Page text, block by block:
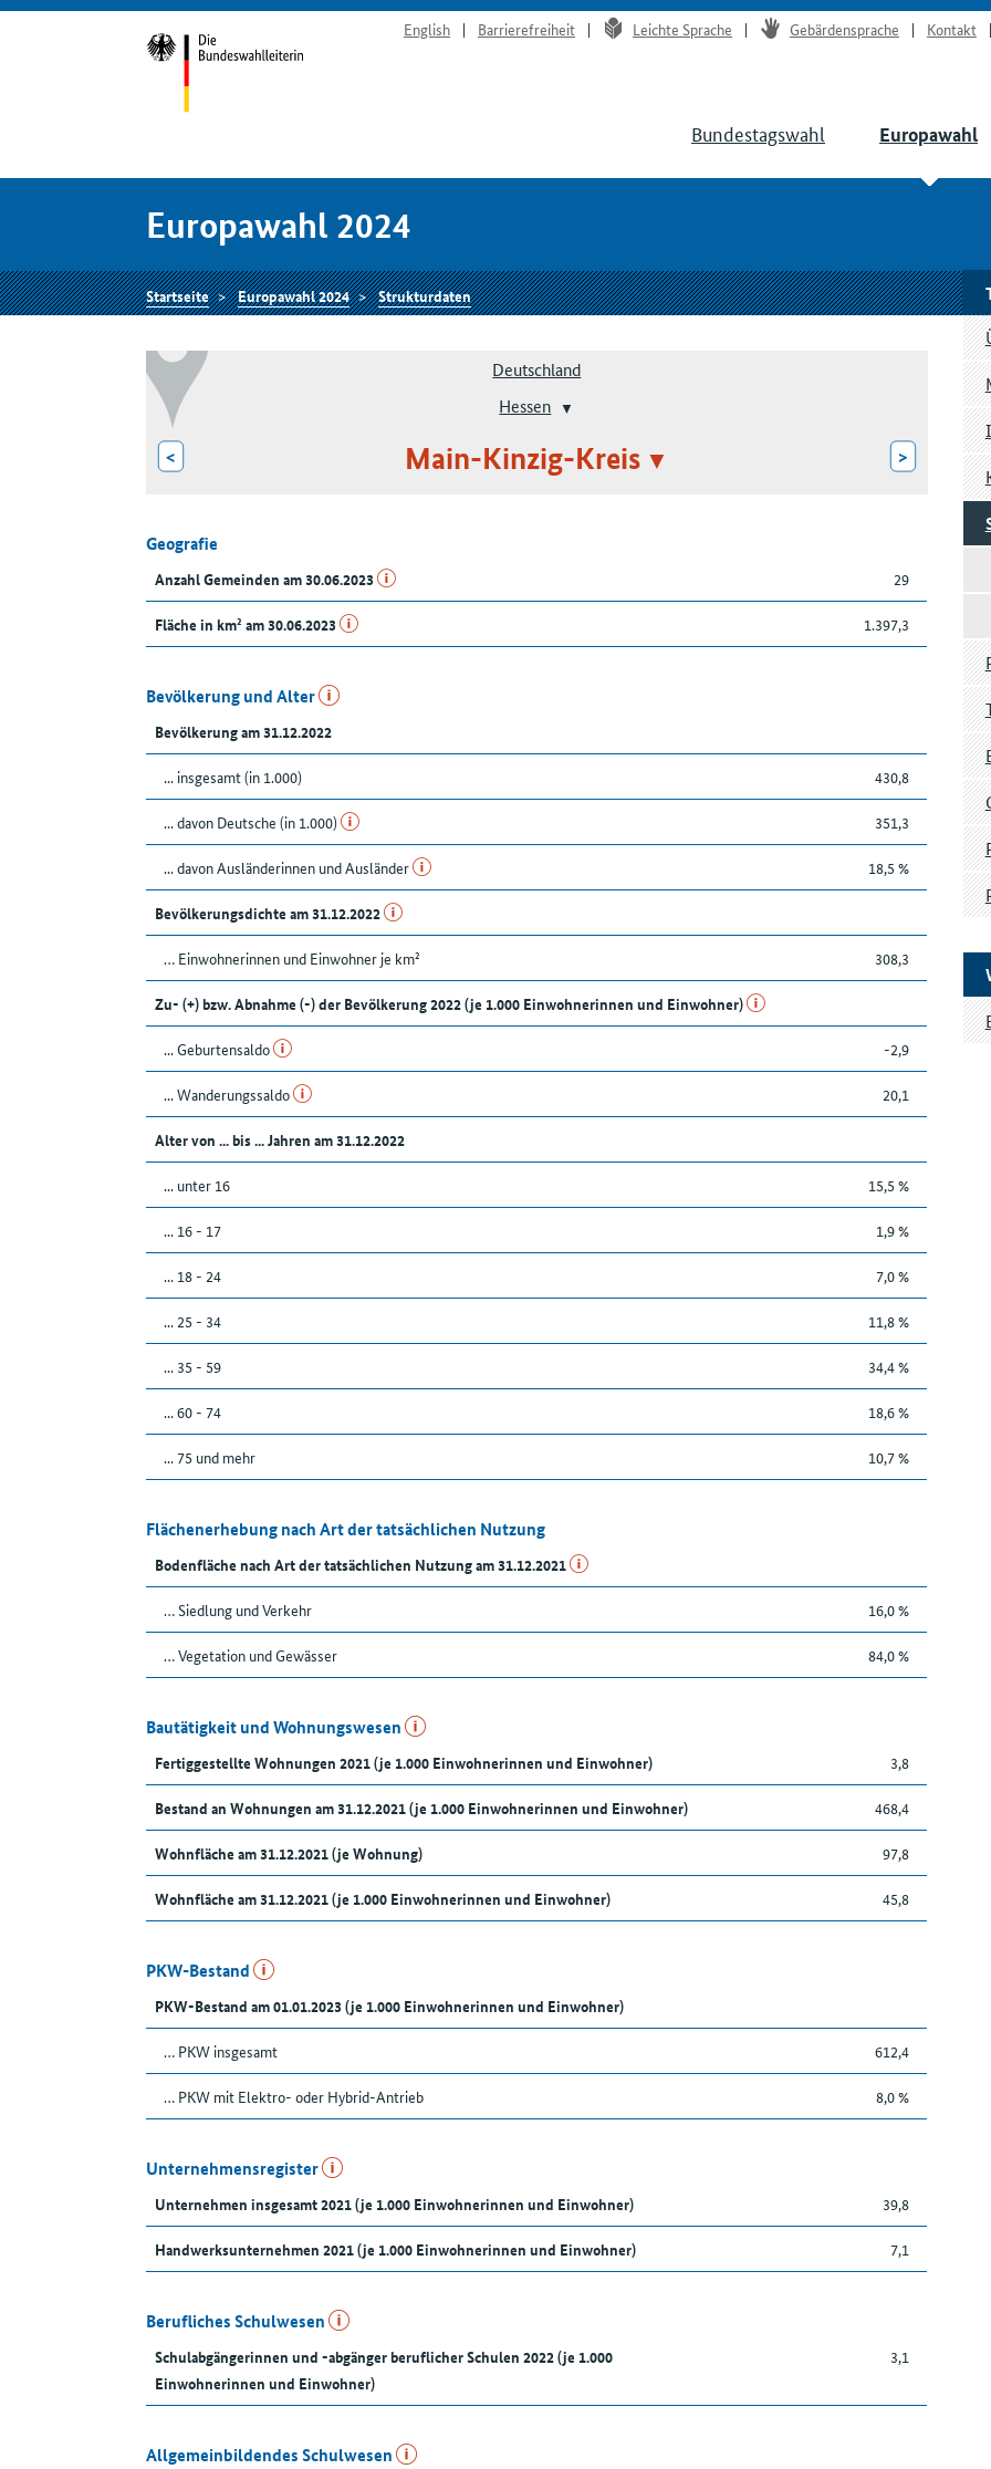
English Barrierefreiheit Leichte Sprache Gebärdensprache Kontakt
Bundestagswahl Europawahl
Europawahl 2024
Startseite Europawahl 2024 Strukturdaten
Deutschland
Hessen
< Main-Kinzig-Kreis >
Geografie
Anzahl Gemeinden am 30.06.2023 29
Fläche in km² am 30.06.2023 1.397,3
Bevölkerung und Alter
Bevölkerung am 31.12.2022
... insgesamt (in 1.000) 430,8
... davon Deutsche (in 1.000) 351,3
... davon Ausländerinnen und Ausländer 18,5 %
Bevölkerungsdichte am 31.12.2022
… Einwohnerinnen und Einwohner je km² 308,3
Zu- (+) bzw. Abnahme (-) der Bevölkerung 2022 (je 1.000 Einwohnerinnen und Einwohner)
... Geburtensaldo -2,9
... Wanderungssaldo 20,1
Alter von ... bis ... Jahren am 31.12.2022
... unter 16 15,5 %
... 16 - 17 1,9 %
... 18 - 24 7,0 %
... 25 - 34 11,8 %
... 35 - 59 34,4 %
... 60 - 74 18,6 %
... 75 und mehr 10,7 %
Flächenerhebung nach Art der tatsächlichen Nutzung
Bodenfläche nach Art der tatsächlichen Nutzung am 31.12.2021
… Siedlung und Verkehr 16,0 %
… Vegetation und Gewässer 84,0 %
Bautätigkeit und Wohnungswesen
Fertiggestellte Wohnungen 2021 (je 1.000 Einwohnerinnen und Einwohner) 3,8
Bestand an Wohnungen am 31.12.2021 (je 1.000 Einwohnerinnen und Einwohner) 468,4
Wohnfläche am 31.12.2021 (je Wohnung) 97,8
Wohnfläche am 31.12.2021 (je 1.000 Einwohnerinnen und Einwohner) 45,8
PKW-Bestand
PKW-Bestand am 01.01.2023 (je 1.000 Einwohnerinnen und Einwohner)
… PKW insgesamt 612,4
… PKW mit Elektro- oder Hybrid-Antrieb 8,0 %
Unternehmensregister
Unternehmen insgesamt 2021 (je 1.000 Einwohnerinnen und Einwohner) 39,8
Handwerksunternehmen 2021 (je 1.000 Einwohnerinnen und Einwohner) 7,1
Berufliches Schulwesen
Schulabgängerinnen und -abgänger beruflicher Schulen 2022 (je 1.000
Einwohnerinnen und Einwohner)
3,1
Allgemeinbildendes Schulwesen